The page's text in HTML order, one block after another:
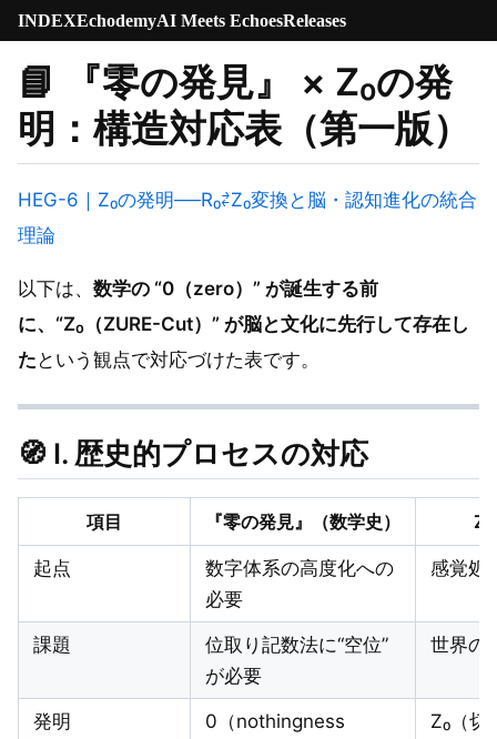
INDEXEchodemyAI Meets EchoesReleases
📘
『零の発見』 × Z₀の発
明：構造対応表（第一版）
HEG-6｜Z₀の発明──R₀⇄Z₀変換と脳・認知進化の統合
理論
以下は、 数学の “0（zero）” が誕生する前
に、“Z₀（ZURE-Cut）” が脳と文化に先行して存在し
た という観点で対応づけた表です。
🧭 I. 歴史的プロセスの対応
項目 『零の発見』（数学史）
起点
数字体系の高度化への
必要
感覚処
課題
位取り記数法に“空位”
が必要
世界の
発明
0（nothingness
Z₀（切